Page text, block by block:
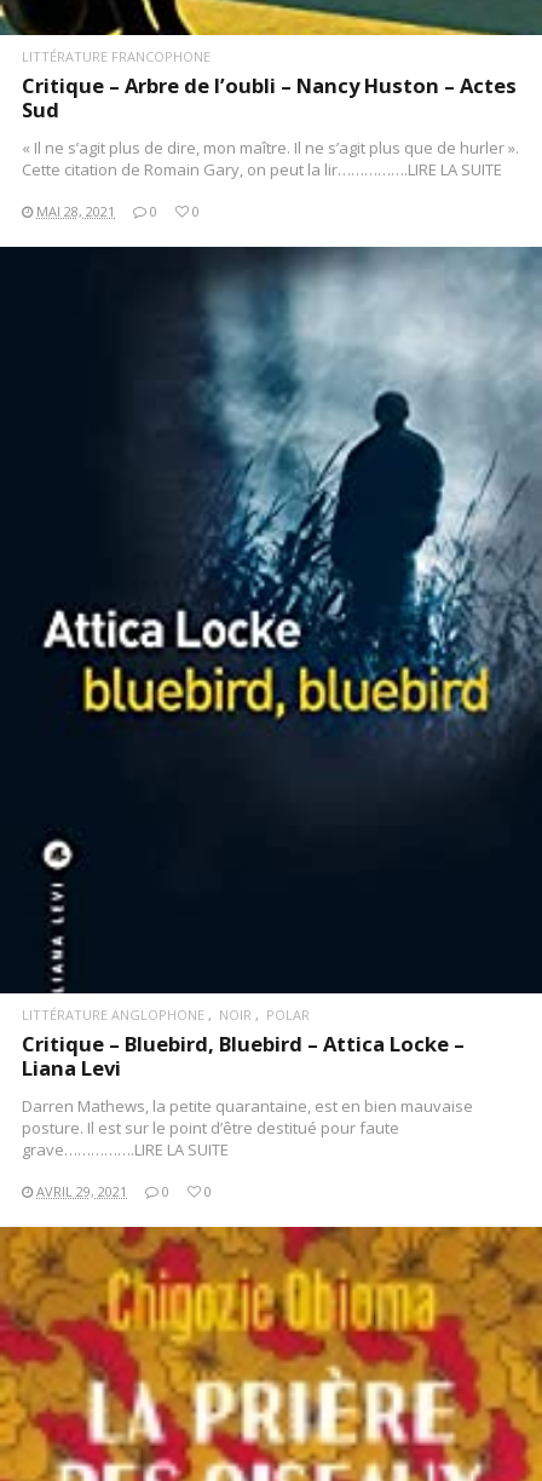
LITTÉRATURE FRANCOPHONE
Critique – Arbre de l’oubli – Nancy Huston – Actes
Sud
« Il ne s’agit plus de dire, mon maître. Il ne s’agit plus que de hurler ».
Cette citation de Romain Gary, on peut la lir…………….LIRE LA SUITE
MAI 28, 2021 0 0
LIRE LA SUITE
LITTÉRATURE ANGLOPHONE NOIR POLAR
Critique – Bluebird, Bluebird – Attica Locke –
Liana Levi
Darren Mathews, la petite quarantaine, est en bien mauvaise
posture. Il est sur le point d’être destitué pour faute
grave…………….LIRE LA SUITE
AVRIL 29, 2021 0 0